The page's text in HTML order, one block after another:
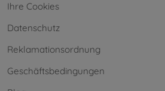
Ihre Cookies
Datenschutz
Reklamationsordnung
Geschäftsbedingungen